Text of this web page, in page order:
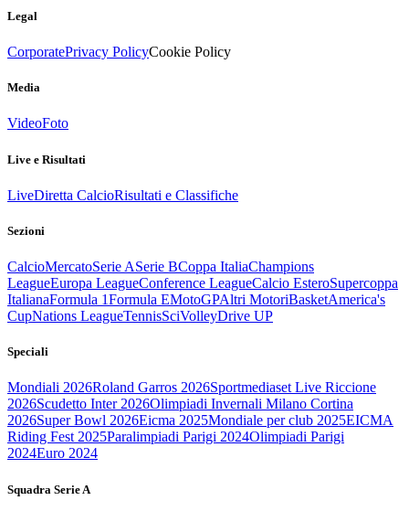
Legal
CorporatePrivacy PolicyCookie Policy
Media
VideoFoto
Live e Risultati
LiveDiretta CalcioRisultati e Classifiche
Sezioni
CalcioMercatoSerie ASerie BCoppa ItaliaChampions
LeagueEuropa LeagueConference LeagueCalcio EsteroSupercoppa
ItalianaFormula 1Formula EMotoGPAltri MotoriBasketAmerica's
CupNations LeagueTennisSciVolleyDrive UP
Speciali
Mondiali 2026Roland Garros 2026Sportmediaset Live Riccione
2026Scudetto Inter 2026Olimpiadi Invernali Milano Cortina
2026Super Bowl 2026Eicma 2025Mondiale per club 2025EICMA
Riding Fest 2025Paralimpiadi Parigi 2024Olimpiadi Parigi
2024Euro 2024
Squadra Serie A